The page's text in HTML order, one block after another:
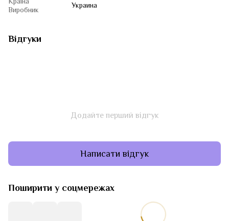
Виробник
Украина
Відгуки
Додайте перший відгук
Написати відгук
Поширити у соцмережах